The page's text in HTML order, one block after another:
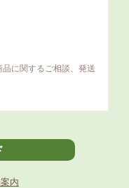
に関するご相談、発送
内